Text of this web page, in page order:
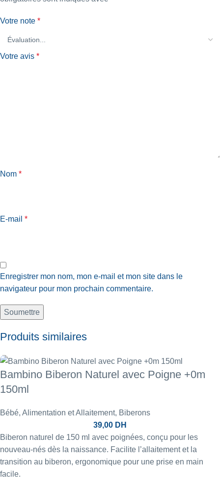
Votre note *
Votre avis *
Nom *
E-mail *
Enregistrer mon nom, mon e-mail et mon site dans le
navigateur pour mon prochain commentaire.
Produits similaires
Bambino Biberon Naturel avec Poigne +0m
150ml
Bébé, Alimentation et Allaitement, Biberons
39,00 DH
Biberon naturel de 150 ml avec poignées, conçu pour les
nouveau-nés dès la naissance. Facilite l’allaitement et la
transition au biberon, ergonomique pour une prise en main
facile.